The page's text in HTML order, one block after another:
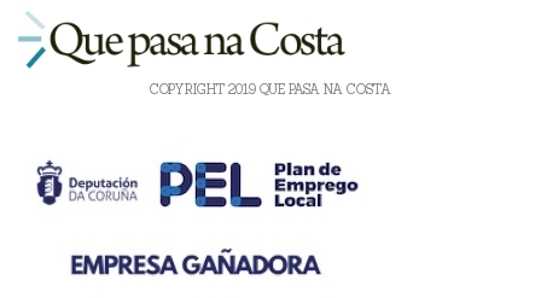
COPYRIGHT 2019 QUE PASA NA COSTA